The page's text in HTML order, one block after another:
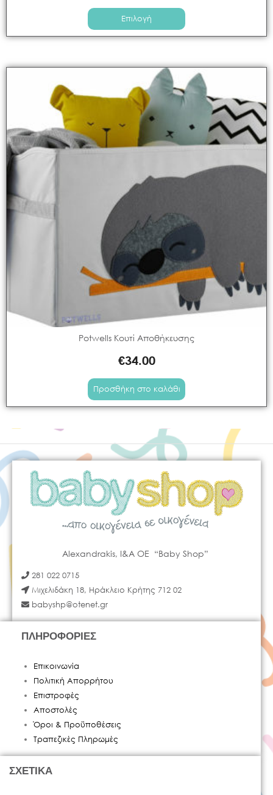
Επιλογή
Potwells Κουτί Αποθήκευσης
€34.00
Προσθήκη στο καλάθι
Alexandrakis, I&A OE “Baby Shop”
281 022 0715
Μιχελιδάκη 18, Ηράκλειο Κρήτης 712 02
babyshp@otenet.gr
ΠΛΗΡΟΦΟΡΙΕΣ
Επικοινωνία
Πολιτική Απορρήτου
Επιστροφές
Αποστολές
Όροι & Προϋποθέσεις
Τραπεζικές Πληρωμές
ΣΧΕΤΙΚΑ